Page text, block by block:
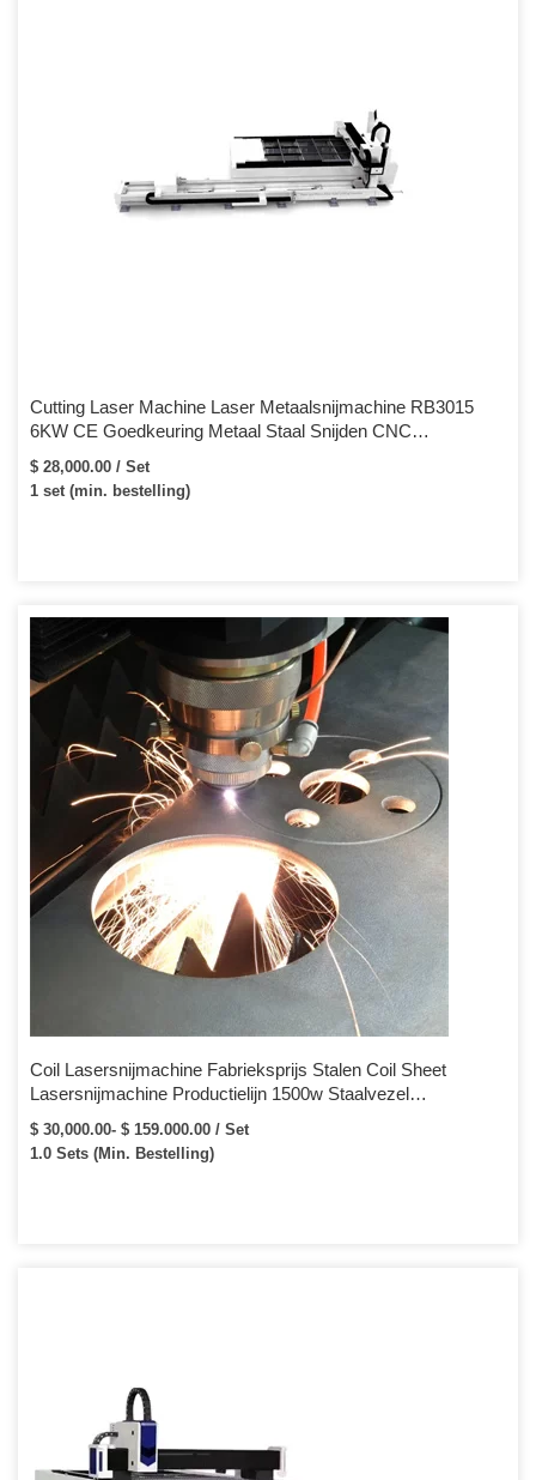
Cutting Laser Machine Laser Metaalsnijmachine RB3015
6KW CE Goedkeuring Metaal Staal Snijden CNC
Lasersnijmachine
$ 28,000.00 / Set
1 set (min. bestelling)
Coil Lasersnijmachine Fabrieksprijs Stalen Coil Sheet
Lasersnijmachine Productielijn 1500w Staalvezel
Lasersnijmachine Prijs:
$ 30,000.00- $ 159.000.00 / Set
1.0 Sets (Min. Bestelling)